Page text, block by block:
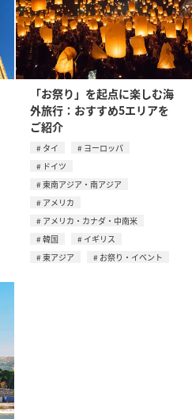
「お祭り」を起点に楽しむ海
外旅行：おすすめ5エリアを
ご紹介
タイ
ヨーロッパ
ドイツ
東南アジア・南アジア
アメリカ
アメリカ・カナダ・中南米
韓国
イギリス
東アジア
お祭り・イベント